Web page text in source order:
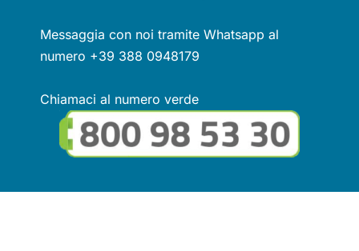
Messaggia con noi tramite Whatsapp al
numero +39 388 0948179
Chiamaci al numero verde